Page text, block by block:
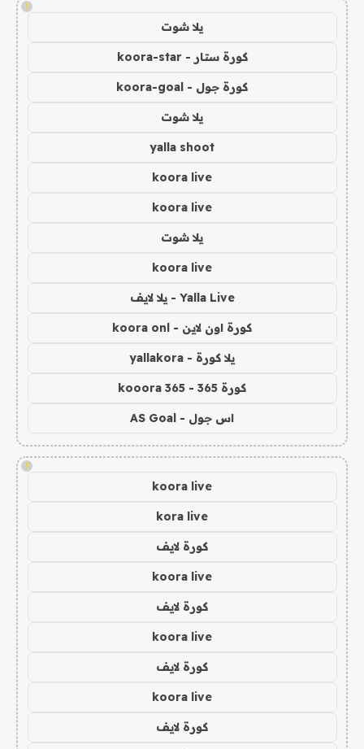
!
يلا شوت
كورة ستار - koora-star
كورة جول - koora-goal
يلا شوت
yalla shoot
koora live
koora live
يلا شوت
koora live
Yalla Live - يلا لايف
كورة اون لاين - koora onl
يلا كورة - yallakora
كورة 365 - kooora 365
اس جول - AS Goal
!
koora live
kora live
كورة لايف
koora live
كورة لايف
koora live
كورة لايف
koora live
كورة لايف